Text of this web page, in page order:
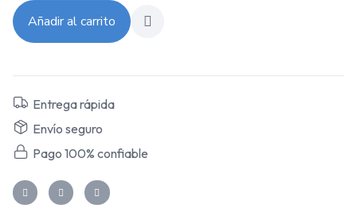
Añadir al carrito
Entrega rápida
Envío seguro
Pago 100% confiable